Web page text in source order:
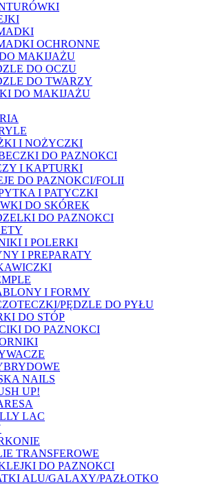
OCHRONNE
MAKIJAŻU
DO OCZU
DO TWARZY
DO MAKIJAŻU
I NOŻYCZKI
DO PAZNOKCI
I KAPTURKI
DO PAZNOKCI/FOLII
I PATYCZKI
DO SKÓREK
DO PAZNOKCI
I POLERKI
I PREPARATY
I FORMY
PĘDZLE DO PYŁU
DO STÓP
DO PAZNOKCI
NAILS
UP!
LAC
TRANSFEROWE
DO PAZNOKCI
ALU/GALAXY/PAZŁOTKO